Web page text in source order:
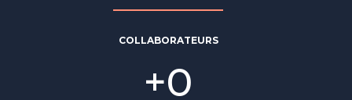
COLLABORATEURS
+0